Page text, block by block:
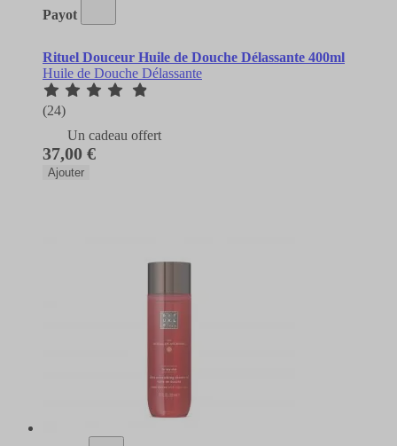
Payot
Rituel Douceur Huile de Douche Délassante 400ml
Huile de Douche Délassante
(24)
Un cadeau offert
37,00 €
Ajouter